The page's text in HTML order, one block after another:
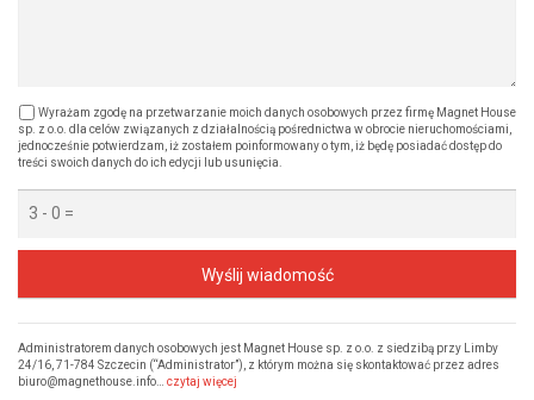
Wyrażam zgodę na przetwarzanie moich danych osobowych przez firmę Magnet House
sp. z o.o. dla celów związanych z działalnością pośrednictwa w obrocie nieruchomościami,
jednocześnie potwierdzam, iż zostałem poinformowany o tym, iż będę posiadać dostęp do
treści swoich danych do ich edycji lub usunięcia.
Wyślij wiadomość
Administratorem danych osobowych jest Magnet House sp. z o.o. z siedzibą przy Limby
24/16, 71-784 Szczecin (“Administrator”), z którym można się skontaktować przez adres
biuro@magnethouse.info… czytaj więcej